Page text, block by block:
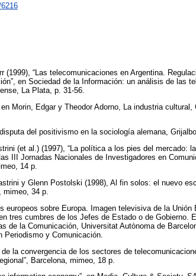
“Las telecomunicaciones en Argentina.
en Sociedad de la Información: un análisis de las
La Plata, p. 31-56.
Morin, Edgar y Theodor Adorno, La industria
del positivismo en la sociología alemana,
(et al.) (1997), “La política a los pies del mercado:
III Jornadas Nacionales de Investigadores en
14 p.
y Glenn Postolski (1998), Al fin solos: el nuevo
mimeo, 34 p.
europeos sobre Europa. Imagen televisiva de la Unión
tres cumbres de los Jefes de Estado o de Gobierno.
de la Comunicación, Universitat Autònoma de
Periodismo y Comunicación.
la convergencia de los sectores de
Barcelona, mimeo, 18 p.